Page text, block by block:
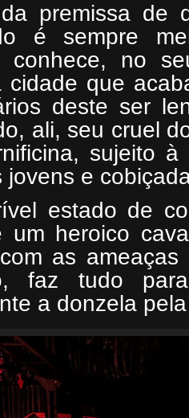
premissa de
é sempre
conhece, no
cidade que
deste ser
ali, seu cruel
sujeito à
jovens e
estado de
um heroico
as
faz tudo
a donzela